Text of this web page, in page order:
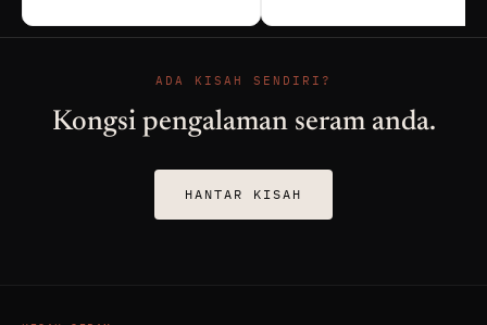
ADA KISAH SENDIRI?
Kongsi pengalaman seram anda.
HANTAR KISAH